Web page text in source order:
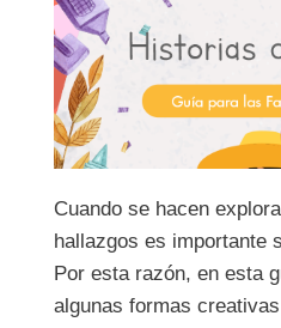
Cuando se hacen
hallazgos es importante
Por esta razón, en esta
algunas formas